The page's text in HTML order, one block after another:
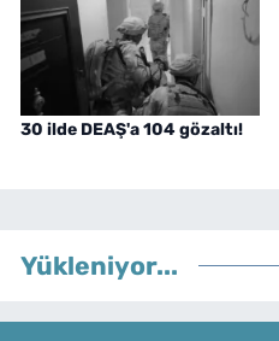
30 ilde DEAŞ'a 104 gözaltı!
Yükleniyor...